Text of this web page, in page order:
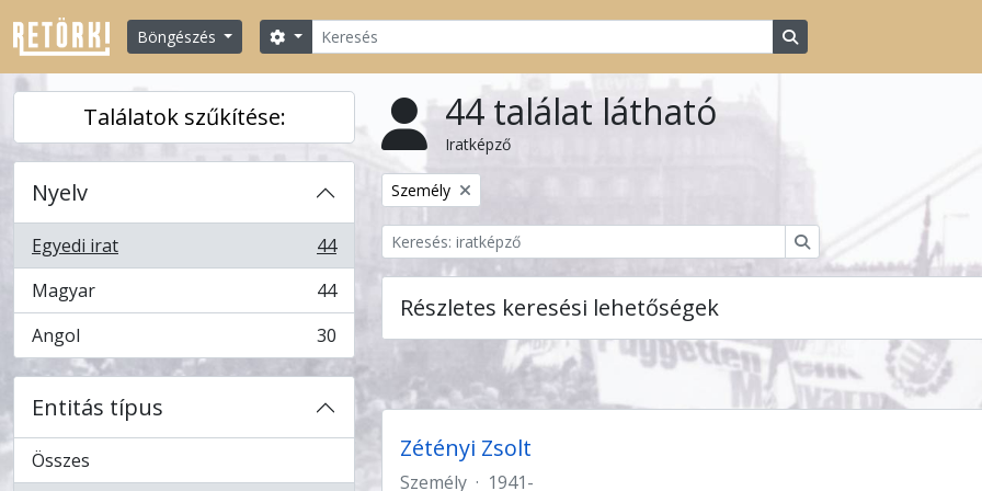
Skip to main content
Böngészés
Keresés
Search options
Találatok szűkítése:
Nyelv
Egyedi irat
, 44 eredmények
44
Magyar
, 44 eredmények
44
Angol
, 30 eredmények 30
Entitás típus
Összes
44 találat látható
Iratképző
Remove filter:
Személy
Részletes keresési lehetőségek
Zétényi Zsolt
Személy · 1941-